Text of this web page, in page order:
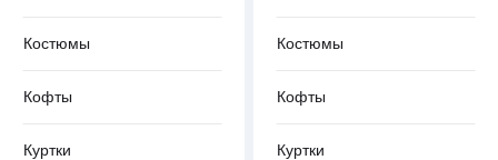
Костюмы
Кофты
Куртки
Костюмы
Кофты
Куртки